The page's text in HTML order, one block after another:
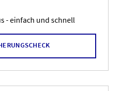
- einfach und schnell